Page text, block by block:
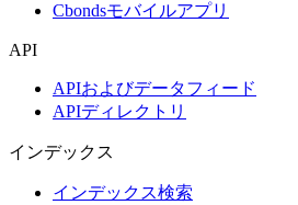
Cbondsモバイルアプリ
API
APIおよびデータフィード
APIディレクトリ
インデックス
インデックス検索